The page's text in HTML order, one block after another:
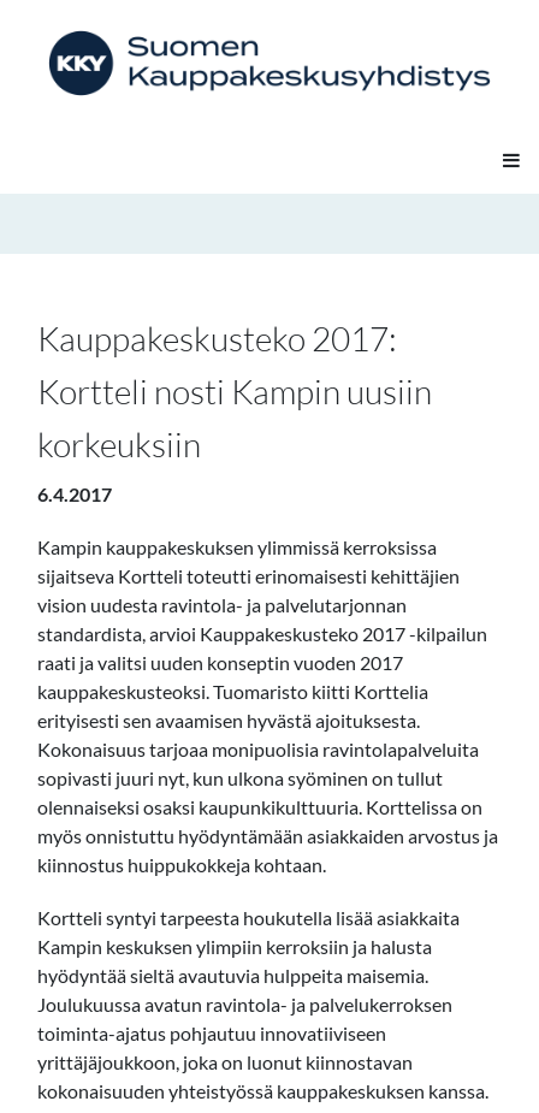
Kauppakeskusteko 2017:
Kortteli nosti Kampin uusiin
korkeuksiin
6.4.2017
Kampin kauppakeskuksen ylimmissä kerroksissa
sijaitseva Kortteli toteutti erinomaisesti kehittäjien
vision uudesta ravintola- ja palvelutarjonnan
standardista, arvioi Kauppakeskusteko 2017 -kilpailun
raati ja valitsi uuden konseptin vuoden 2017
kauppakeskusteoksi. Tuomaristo kiitti Korttelia
erityisesti sen avaamisen hyvästä ajoituksesta.
Kokonaisuus tarjoaa monipuolisia ravintolapalveluita
sopivasti juuri nyt, kun ulkona syöminen on tullut
olennaiseksi osaksi kaupunkikulttuuria. Korttelissa on
myös onnistuttu hyödyntämään asiakkaiden arvostus ja
kiinnostus huippukokkeja kohtaan.
Kortteli syntyi tarpeesta houkutella lisää asiakkaita
Kampin keskuksen ylimpiin kerroksiin ja halusta
hyödyntää sieltä avautuvia hulppeita maisemia.
Joulukuussa avatun ravintola- ja palvelukerroksen
toiminta-ajatus pohjautuu innovatiiviseen
yrittäjäjoukkoon, joka on luonut kiinnostavan
kokonaisuuden yhteistyössä kauppakeskuksen kanssa.